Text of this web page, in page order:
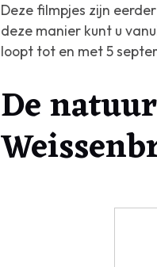
Deze filmpjes zijn
deze manier kunt u
loopt tot en met 5
De